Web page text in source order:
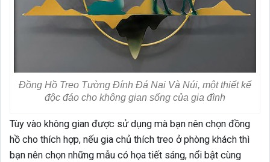
Đồng Hồ Treo Tường Đính Đá Nai Và Núi, một thiết kế
độc đáo cho không gian sống của gia đình
Tùy vào không gian được sử dụng mà bạn nên chọn đồng
hồ cho thích hợp, nếu gia chủ thích treo ở phòng khách thì
bạn nên chọn những mẫu có họa tiết sáng, nổi bật cùng